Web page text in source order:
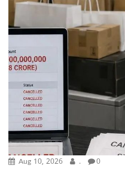
Aug 10, 2026 . 0